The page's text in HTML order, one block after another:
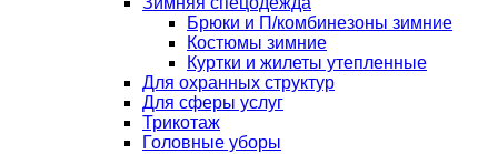
Брюки и П/комбинезоны зимние
Костюмы зимние
Куртки и жилеты утепленные
Для охранных структур
Для сферы услуг
Трикотаж
Головные уборы